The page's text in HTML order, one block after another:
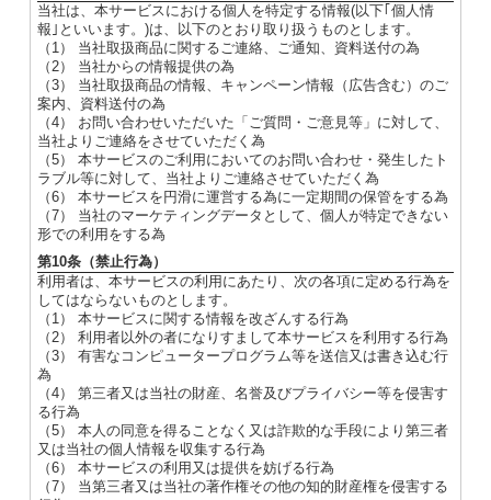
当社は、本サービスにおける個人を特定する情報(以下｢個人情
報｣といいます。)は、以下のとおり取り扱うものとします。
（1） 当社取扱商品に関するご連絡、ご通知、資料送付の為
（2） 当社からの情報提供の為
（3） 当社取扱商品の情報、キャンペーン情報（広告含む）のご
案内、資料送付の為
（4） お問い合わせいただいた「ご質問・ご意見等」に対して、
当社よりご連絡をさせていただく為
（5） 本サービスのご利用においてのお問い合わせ・発生したト
ラブル等に対して、当社よりご連絡させていただく為
（6） 本サービスを円滑に運営する為に一定期間の保管をする為
（7） 当社のマーケティングデータとして、個人が特定できない
形での利用をする為
第10条（禁止行為）
利用者は、本サービスの利用にあたり、次の各項に定める行為を
してはならないものとします。
（1） 本サービスに関する情報を改ざんする行為
（2） 利用者以外の者になりすまして本サービスを利用する行為
（3） 有害なコンピュータープログラム等を送信又は書き込む行
為
（4） 第三者又は当社の財産、名誉及びプライバシー等を侵害す
る行為
（5） 本人の同意を得ることなく又は詐欺的な手段により第三者
又は当社の個人情報を収集する行為
（6） 本サービスの利用又は提供を妨げる行為
（7） 当第三者又は当社の著作権その他の知的財産権を侵害する